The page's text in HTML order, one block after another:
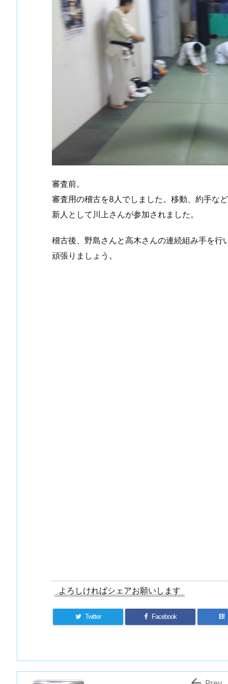
審査前。
審査用の稽古を8人でしました。移動、約手な
新人として川上さんが参加されました。
稽古後、野島さんと高木さんの連続組み手を行
頑張りましょう。
よろしければシェアお願いします
Twitter Facebook B!